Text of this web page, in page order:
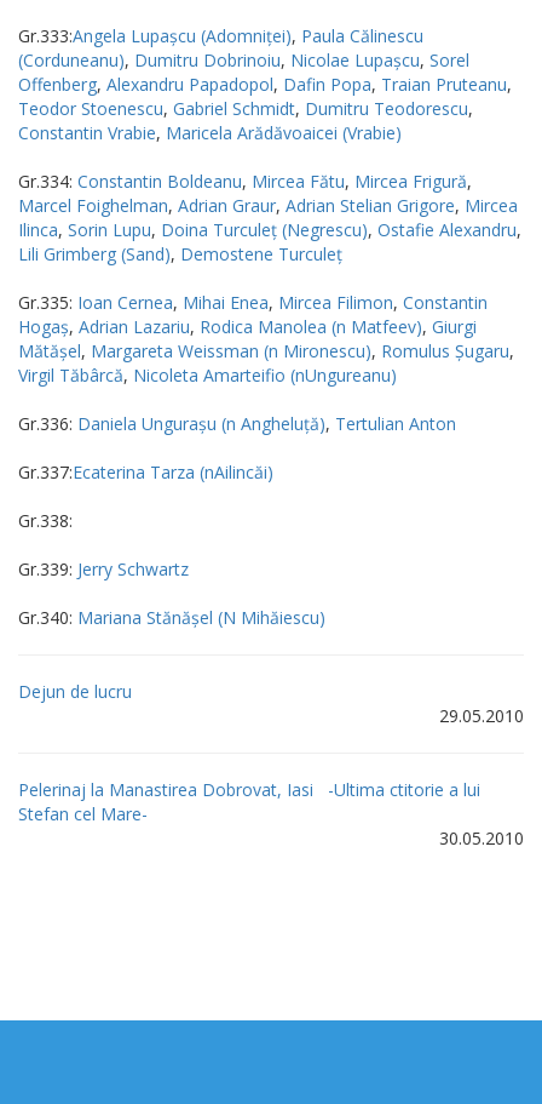
Gr.333:Angela Lupaşcu (Adomniţei), Paula Călinescu
(Corduneanu), Dumitru Dobrinoiu, Nicolae Lupaşcu, Sorel
Offenberg, Alexandru Papadopol, Dafin Popa, Traian Pruteanu,
Teodor Stoenescu, Gabriel Schmidt, Dumitru Teodorescu,
Constantin Vrabie, Maricela Arădăvoaicei (Vrabie)
Gr.334: Constantin Boldeanu, Mircea Fătu, Mircea Frigură,
Marcel Foighelman, Adrian Graur, Adrian Stelian Grigore, Mircea
Ilinca, Sorin Lupu, Doina Turculeţ (Negrescu), Ostafie Alexandru,
Lili Grimberg (Sand), Demostene Turculeţ
Gr.335: Ioan Cernea, Mihai Enea, Mircea Filimon, Constantin
Hogaş, Adrian Lazariu, Rodica Manolea (n Matfeev), Giurgi
Mătăşel, Margareta Weissman (n Mironescu), Romulus Şugaru,
Virgil Tăbârcă, Nicoleta Amarteifio (nUngureanu)
Gr.336: Daniela Unguraşu (n Angheluţă), Tertulian Anton
Gr.337:Ecaterina Tarza (nAilincăi)
Gr.338:
Gr.339: Jerry Schwartz
Gr.340: Mariana Stănăşel (N Mihăiescu)
Dejun de lucru
29.05.2010
Pelerinaj la Manastirea Dobrovat, Iasi -Ultima ctitorie a lui
Stefan cel Mare-
30.05.2010